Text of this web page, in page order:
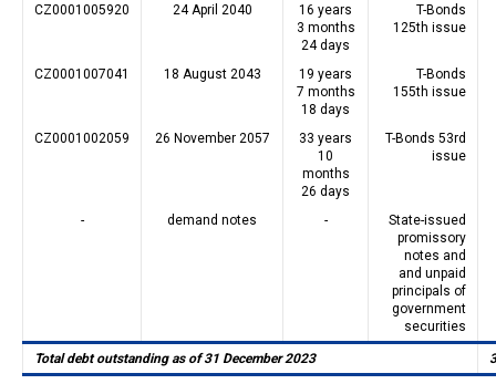
CZ0001005920 24 April 2040
16 years
3 months
24 days
T-Bonds
125th issue
CZ0001007041 18 August 2043
19 years
7 months
18 days
T-Bonds
155th issue
CZ0001002059 26 November 2057
33 years
10
months
26 days
T-Bonds 53rd
issue
- demand notes -
State-issued
promissory
notes and
and unpaid
principals of
government
securities
Total debt outstanding as of 31 December 2023